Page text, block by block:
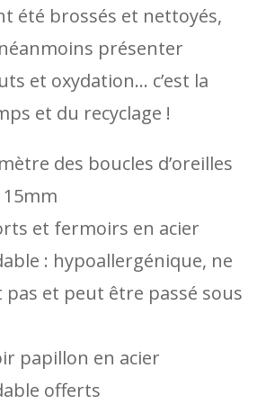
été brossés et nettoyés,
présenter
et oxydation… c’est la
et du recyclage !
des boucles d’oreilles
et fermoirs en acier
: hypoallergénique, ne
pas et peut être passé sous
papillon en acier
offerts